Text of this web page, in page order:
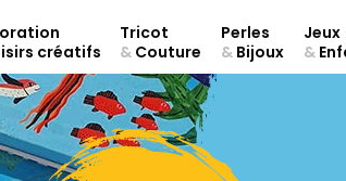
créatifs
Tricot
& Couture
Perles
& Bijoux
Jeux
&